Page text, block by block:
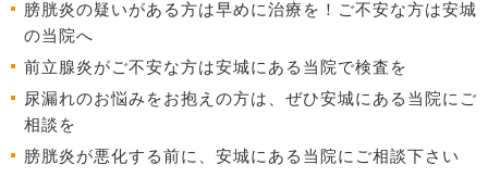
膀胱炎の疑いがある方は早めに治療を！ご不安な方は安城
の当院へ
前立腺炎がご不安な方は安城にある当院で検査を
尿漏れのお悩みをお抱えの方は、ぜひ安城にある当院にご
相談を
膀胱炎が悪化する前に、安城にある当院にご相談下さい